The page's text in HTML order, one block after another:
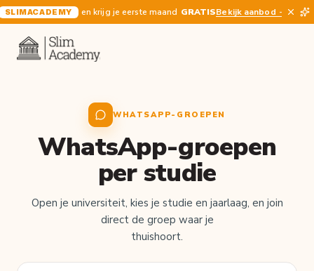
SLIMACADEMY en krijg je eerste maand GRATISBekijk aanbod
WHATSAPP-GROEPEN
WhatsApp-groepen
per studie
Open je universiteit, kies je studie en jaarlaag, en join
direct de groep waar je
thuishoort.